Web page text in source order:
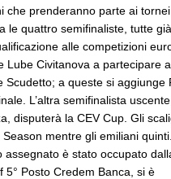
che prenderanno parte ai tornei
le quattro semifinaliste, tutte
alle competizioni
Lube Civitanova a partecipare
a queste si aggiunge
L’altra semifinalista
disputerà la CEV Cup. Gli
mentre gli emiliani
è stato occupato
Posto Credem Banca, si è